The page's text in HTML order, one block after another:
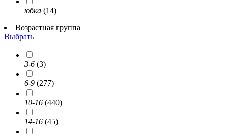
юбка (14)
Возрастная группа
Выбрать
3-6 (3)
6-9 (277)
10-16 (440)
14-16 (45)